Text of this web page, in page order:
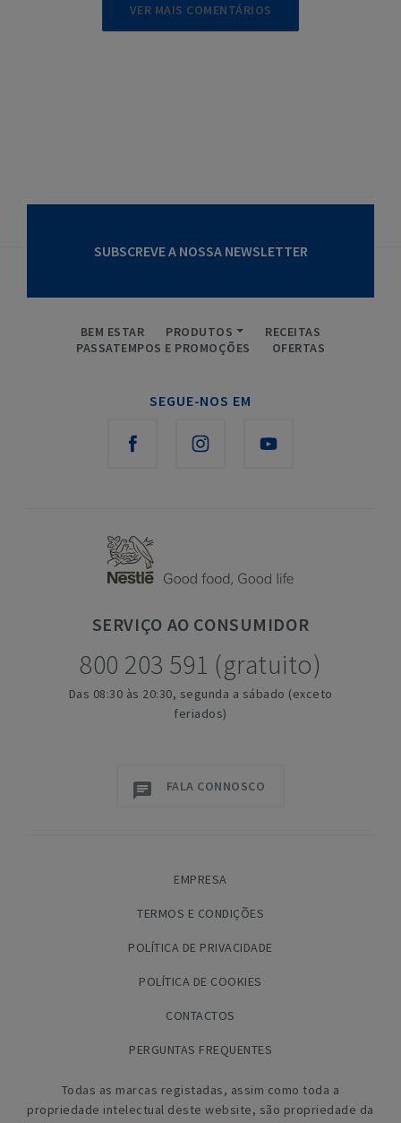
VER MAIS COMENTÁRIOS
SUBSCREVE A NOSSA NEWSLETTER
BEM ESTAR PRODUTOS
RECEITAS
PASSATEMPOS E PROMOÇÕES
OFERTAS
SEGUE-NOS EM
SERVIÇO AO CONSUMIDOR
800 203 591 (gratuito)
Das 08:30 às 20:30, segunda a sábado (exceto
feriados)
FALA CONNOSCO
EMPRESA
TERMOS E CONDIÇÕES
POLÍTICA DE PRIVACIDADE
POLÍTICA DE COOKIES
CONTACTOS
PERGUNTAS FREQUENTES
Todas as marcas registadas, assim como toda a
propriedade intelectual deste website, são propriedade da